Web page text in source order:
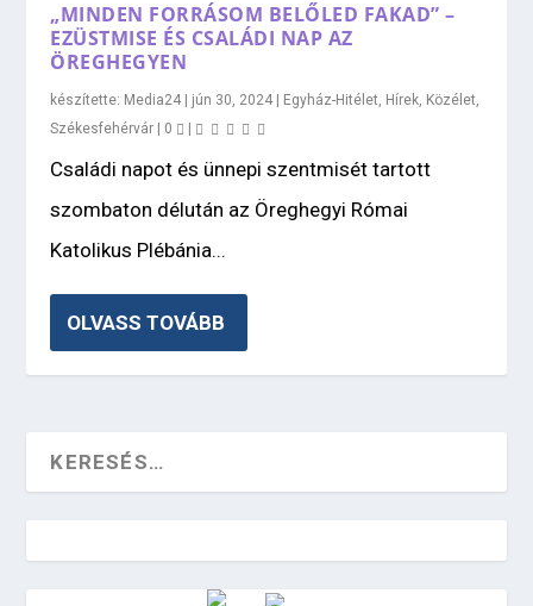
„MINDEN FORRÁSOM BELŐLED FAKAD” –
EZÜSTMISE ÉS CSALÁDI NAP AZ
ÖREGHEGYEN
készítette: Media24 jún 30, 2024 Egyház-Hitélet, Hírek, Közélet,
Székesfehérvár
0
Családi napot és ünnepi szentmisét tartott
szombaton délután az Öreghegyi Római
Katolikus Plébánia...
OLVASS TOVÁBB